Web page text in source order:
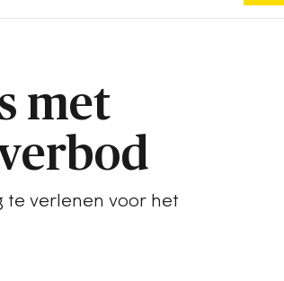
met
te verlenen voor het